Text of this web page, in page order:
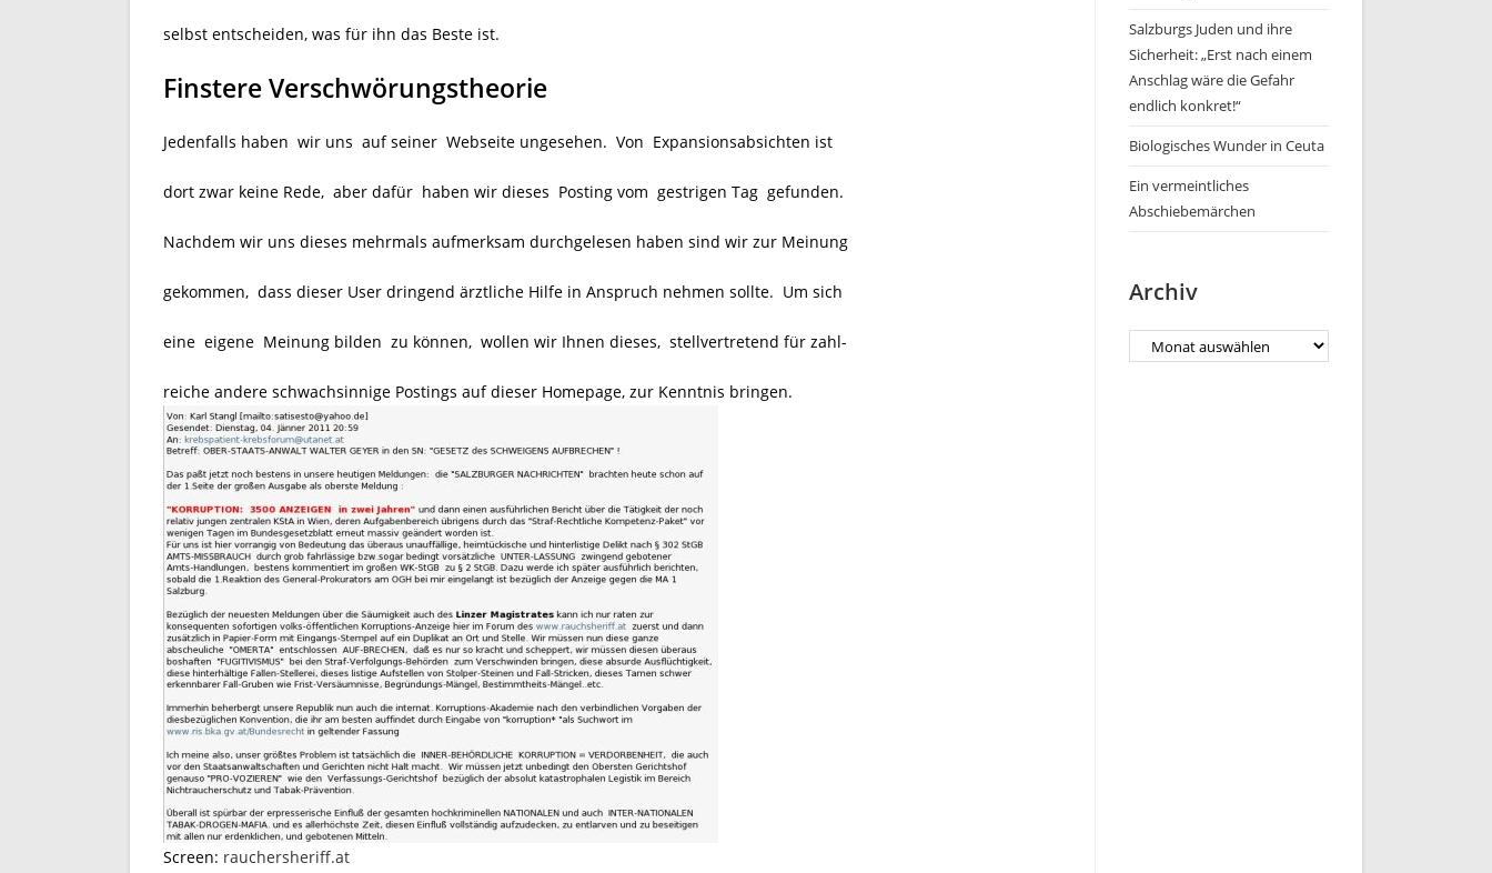
selbst entscheiden, was für ihn das Beste ist.
Finstere Verschwörungstheorie
Jedenfalls haben wir uns auf seiner Webseite ungesehen. Von Expansionsabsichten ist
dort zwar keine Rede, aber dafür haben wir dieses Posting vom gestrigen Tag gefunden.
Nachdem wir uns dieses mehrmals aufmerksam durchgelesen haben sind wir zur Meinung
gekommen, dass dieser User dringend ärztliche Hilfe in Anspruch nehmen sollte. Um sich
eine eigene Meinung bilden zu können, wollen wir Ihnen dieses, stellvertretend für zahl-
reiche andere schwachsinnige Postings auf dieser Homepage, zur Kenntnis bringen.
Screen: rauchersheriff.at
Salzburgs Juden und ihre
Sicherheit: „Erst nach einem
Anschlag wäre die Gefahr
endlich konkret!“
Biologisches Wunder in Ceuta
Ein vermeintliches
Abschiebemärchen
Archiv
Archiv